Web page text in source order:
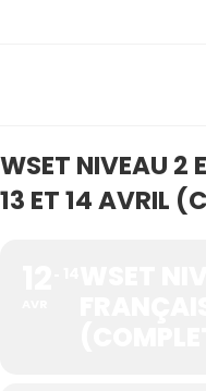
WSET NIVEAU 2
13 ET 14 AVRIL